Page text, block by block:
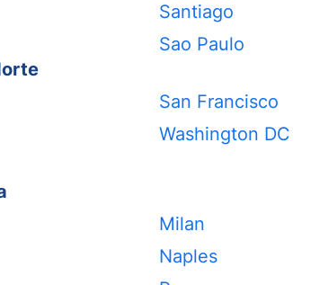
Santiago
Sao Paulo
San Francisco
Washington DC
Milan
Naples